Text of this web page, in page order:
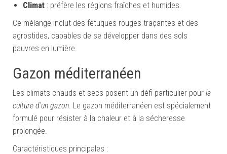
Climat : préfère les régions fraîches et humides.
Ce mélange inclut des fétuques rouges traçantes et des
agrostides, capables de se développer dans des sols
pauvres en lumière.
Gazon méditerranéen
Les climats chauds et secs posent un défi particulier pour la
culture d’un gazon. Le gazon méditerranéen est spécialement
formulé pour résister à la chaleur et à la sécheresse
prolongée.
Caractéristiques principales :